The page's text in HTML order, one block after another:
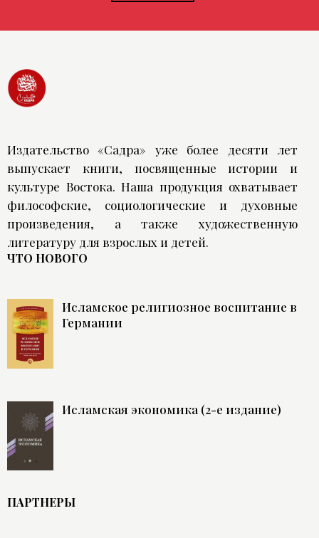
Издательство «Садра» уже более десяти лет
выпускает книги, посвященные истории и
культуре Востока. Наша продукция охватывает
философские, социологические и духовные
произведения, а также художественную
литературу для взрослых и детей.
ЧТО НОВОГО
Исламское религиозное воспитание в
Германии
Исламская экономика (2-е издание)
ПАРТНЕРЫ